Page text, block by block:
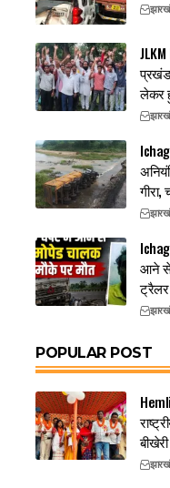
लेकर
आने से
POPULAR POST